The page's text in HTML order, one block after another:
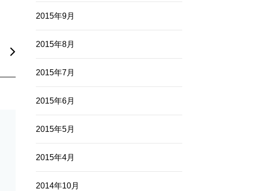
2015年9月
2015年8月
2015年7月
2015年6月
2015年5月
2015年4月
2014年10月